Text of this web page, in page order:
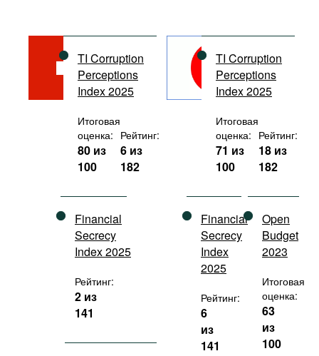
Документы международных
организаций
Фильмы
Подкасты
Книжная полка
TI Corruption
Perceptions
Index 2025
Итоговая
оценка:
80 из
100
Рейтинг:
6 из
182
Financial
Secrecy
Index 2025
Рейтинг:
2 из
141
TI Corruption
Perceptions
Index 2025
Итоговая
оценка:
71 из
100
Рейтинг:
18 из
182
Financial
Secrecy
Index
2025
Рейтинг:
6
из
141
Open
Budget
2023
Итоговая
оценка:
63
из
100